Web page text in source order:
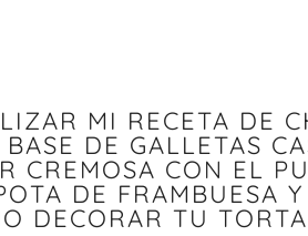
MI RECETA DE
DE GALLETAS
CREMOSA CON EL
DE FRAMBUESA Y
DECORAR TU